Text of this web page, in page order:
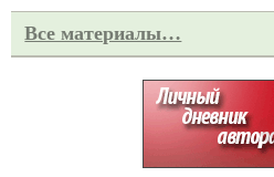
Все материалы…